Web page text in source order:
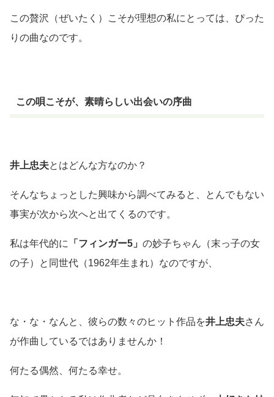
この贅沢（ぜいたく）こそが理想の私にとっては、ぴった
りの曲なのです。
この唄こそが、素晴らしい出会いの序曲
井上忠夫とはどんな方なのか？
そんなちょっとした興味から調べてみると、とんでもない
事実が次から次へと出てくるのです。
私は年代的に 「フィンガー5」 の妙子ちゃん（末っ子の女
の子）と同世代（1962年生まれ）なのですが、
な・な・なんと、彼らの数々のヒット作品を井上忠夫さん
が作曲しているではありませんか！
何たる偶然、何たる幸せ。